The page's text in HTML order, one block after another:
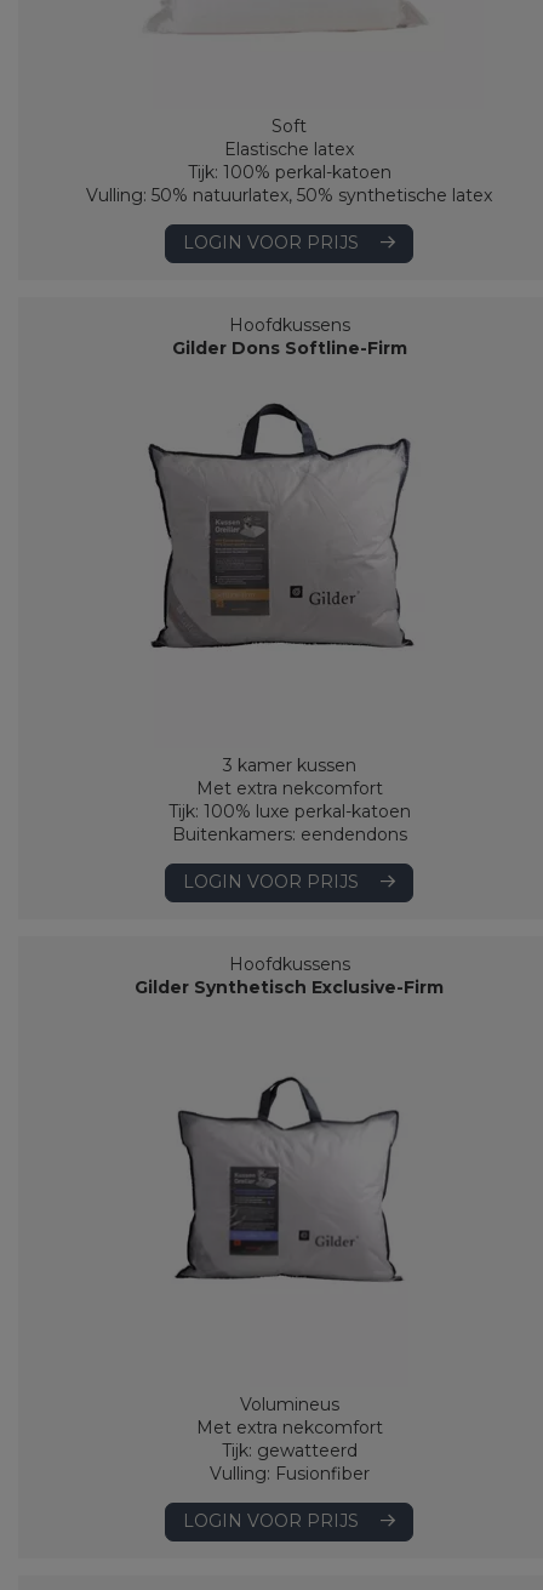
Soft
Elastische latex
Tijk: 100% perkal-katoen
Vulling: 50% natuurlatex, 50% synthetische latex
LOGIN VOOR PRIJS
Hoofdkussens
Gilder Dons Softline-Firm
3 kamer kussen
Met extra nekcomfort
Tijk: 100% luxe perkal-katoen
Buitenkamers: eendendons
LOGIN VOOR PRIJS
Hoofdkussens
Gilder Synthetisch Exclusive-Firm
Volumineus
Met extra nekcomfort
Tijk: gewatteerd
Vulling: Fusionfiber
LOGIN VOOR PRIJS